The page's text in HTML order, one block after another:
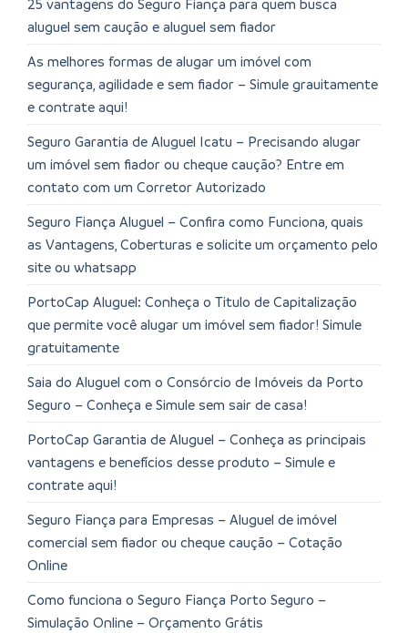
aluguel sem caução e aluguel sem fiador
As melhores formas de alugar um imóvel com
segurança, agilidade e sem fiador – Simule grauitamente
e contrate aqui!
Seguro Garantia de Aluguel Icatu – Precisando alugar
um imóvel sem fiador ou cheque caução? Entre em
contato com um Corretor Autorizado
Seguro Fiança Aluguel – Confira como Funciona, quais
as Vantagens, Coberturas e solicite um orçamento pelo
site ou whatsapp
PortoCap Aluguel: Conheça o Titulo de Capitalização
que permite você alugar um imóvel sem fiador! Simule
gratuitamente
Saia do Aluguel com o Consórcio de Imóveis da Porto
Seguro – Conheça e Simule sem sair de casa!
PortoCap Garantia de Aluguel – Conheça as principais
vantagens e benefícios desse produto – Simule e
contrate aqui!
Seguro Fiança para Empresas – Aluguel de imóvel
comercial sem fiador ou cheque caução – Cotação
Online
Como funciona o Seguro Fiança Porto Seguro –
Simulação Online – Orçamento Grátis